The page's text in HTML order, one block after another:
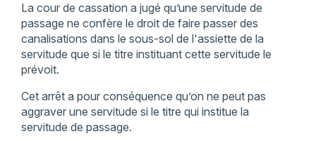
La cour de cassation a jugé qu’une servitude de
passage ne confère le droit de faire passer des
canalisations dans le sous-sol de l'assiette de la
servitude que si le titre instituant cette servitude le
prévoit.
Cet arrêt a pour conséquence qu’on ne peut pas
aggraver une servitude si le titre qui institue la
servitude de passage.